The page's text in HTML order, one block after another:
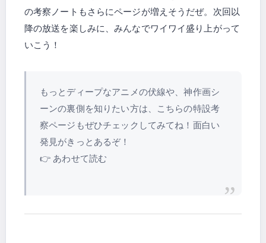
の考察ノートもさらにページが増えそうだぜ。次回以
降の放送を楽しみに、みんなでワイワイ盛り上がって
いこう！
もっとディープなアニメの伏線や、神作画シ
ーンの裏側を知りたい方は、こちらの特設考
察ページもぜひチェックしてみてね！面白い
発見がきっとあるぞ！
👉 あわせて読む